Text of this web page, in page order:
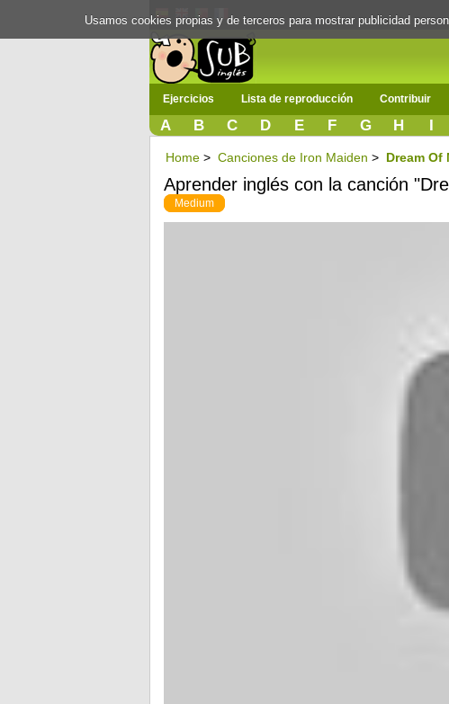
Ejercicios Lista de reproducción Contribuir
A B C D E F G H I
Home > Canciones de Iron Maiden > Dream Of
Aprender inglés con la canción
Medium
Usamos cookies propias y de terceros para mostrar publicidad